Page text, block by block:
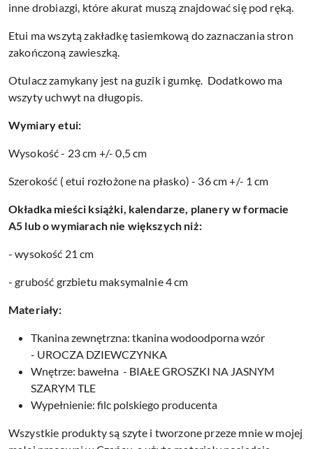
inne drobiazgi, które akurat muszą znajdować się pod ręką.
Etui ma wszytą zakładkę tasiemkową do zaznaczania stron
zakończoną zawieszką.
Otulacz zamykany jest na guzik i gumkę. Dodatkowo ma
wszyty uchwyt na długopis.
Wymiary etui:
Wysokość - 23 cm +/- 0,5 cm
Szerokość ( etui rozłożone na płasko) - 36 cm +/- 1 cm
Okładka mieści książki, kalendarze, planery w formacie
A5 lub o wymiarach nie większych niż:
- wysokość 21 cm
- grubość grzbietu maksymalnie 4 cm
Materiały:
Tkanina zewnętrzna: tkanina wodoodporna wzór
- UROCZA DZIEWCZYNKA
Wnętrze: bawełna - BIAŁE GROSZKI NA JASNYM
SZARYM TLE
Wypełnienie: filc polskiego producenta
Wszystkie produkty są szyte i tworzone przeze mnie w mojej